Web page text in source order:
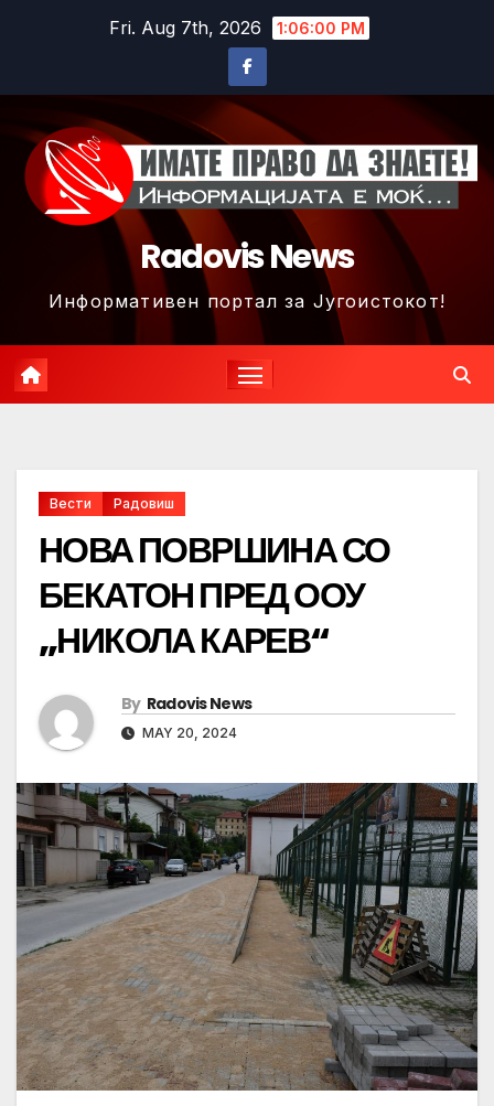
Fri. Aug 7th, 2026 1:06:02 PM
Radovis News
Информативен портал за Југоистокот!
Вести Радовиш
НОВА ПОВРШИНА СО
БЕКАТОН ПРЕД ООУ
„НИКОЛА КАРЕВ“
By Radovis News
MAY 20, 2024